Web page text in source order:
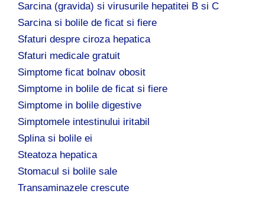
Sarcina (gravida) si virusurile hepatitei B si C
Sarcina si bolile de ficat si fiere
Sfaturi despre ciroza hepatica
Sfaturi medicale gratuit
Simptome ficat bolnav obosit
Simptome in bolile de ficat si fiere
Simptome in bolile digestive
Simptomele intestinului iritabil
Splina si bolile ei
Steatoza hepatica
Stomacul si bolile sale
Transaminazele crescute